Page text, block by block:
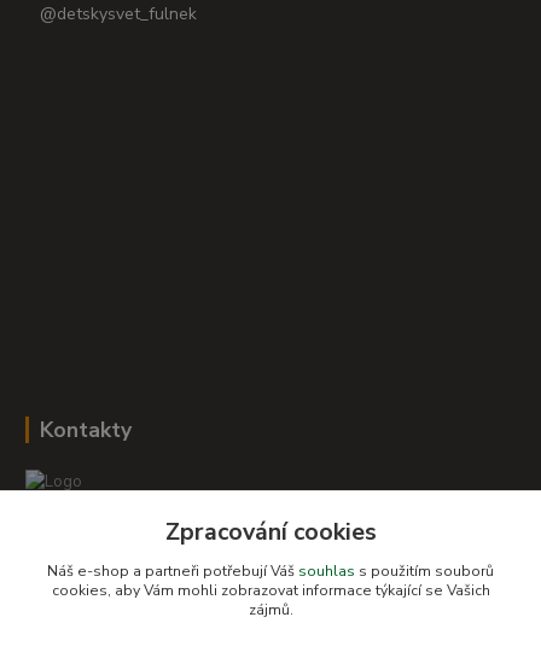
@detskysvet_fulnek
Kontakty
+420 604 278 943
obchod-detskysvet@seznam.cz
Zpracování cookies
Náš e-shop a partneři potřebují Váš souhlas s použitím souborů
cookies, aby Vám mohli zobrazovat informace týkající se Vašich
zájmů.